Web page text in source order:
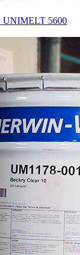
UNIMELT 5600